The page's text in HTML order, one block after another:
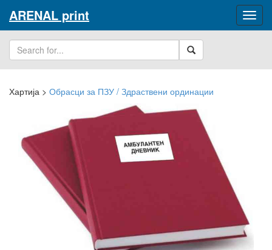
ARENAL print
Хартија > Обрасци за ПЗУ / Здраствени ординации